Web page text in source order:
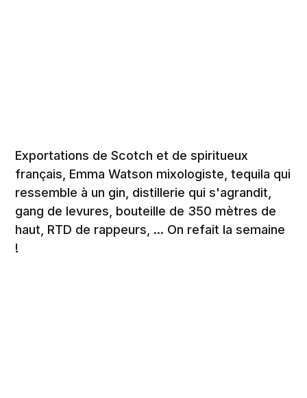
Exportations de Scotch et de spiritueux
français, Emma Watson mixologiste, tequila qui
ressemble à un gin, distillerie qui s'agrandit,
gang de levures, bouteille de 350 mètres de
haut, RTD de rappeurs, ... On refait la semaine
!